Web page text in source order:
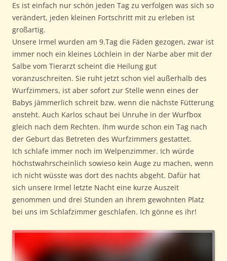
Es ist einfach nur schön jeden Tag zu verfolgen was sich so
verändert, jeden kleinen Fortschritt mit zu erleben ist
großartig.
Unsere Irmel wurden am 9.Tag die Fäden gezogen, zwar ist
immer noch ein kleines Löchlein in der Narbe aber mit der
Salbe vom Tierarzt scheint die Heilung gut
voranzuschreiten. Sie ruht jetzt schon viel außerhalb des
Wurfzimmers, ist aber sofort zur Stelle wenn eines der
Babys jämmerlich schreit bzw. wenn die nächste Fütterung
ansteht. Auch Karlos schaut bei Unruhe in der Wurfbox
gleich nach dem Rechten. Ihm wurde schon ein Tag nach
der Geburt das Betreten des Wurfzimmers gestattet.
Ich schlafe immer noch im Welpenzimmer. Ich würde
höchstwahrscheinlich sowieso kein Auge zu machen, wenn
ich nicht wüsste was dort des nachts abgeht. Dafür hat
sich unsere Irmel letzte Nacht eine kurze Auszeit
genommen und drei Stunden an ihrem gewohnten Platz
bei uns im Schlafzimmer geschlafen. Ich gönne es ihr!